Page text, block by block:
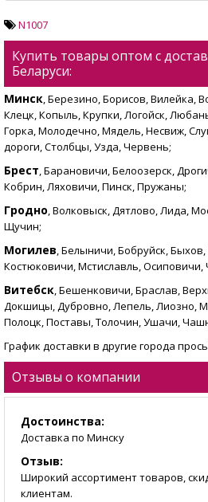
N1007
Купить товары оптом с
Беларуси:
Минск, Березино, Борисов, Вилейка,
Клецк, Копыль, Крупки, Логойск,
Горка, Молодечно, Мядель, Несвиж,
дороги, Столбцы, Узда, Червень;
Брест, Барановичи, Белоозерск,
Кобрин, Ляховичи, Пинск, Пружаны;
Гродно, Волковыск, Дятлово, Лида,
Щучин;
Могилев, Белыничи, Бобруйск, Быхов,
Костюковичи, Мстиславль,
Витебск, Бешенковичи, Браслав,
Докшицы, Дубровно, Лепель, Лиозно,
Полоцк, Поставы, Толочин, Ушачи,
График доставки в другие города
Отзывы о компании
Достоинства:
Доставка по Минску
Отзыв:
Широкий ассортимент товаров,
клиентам.